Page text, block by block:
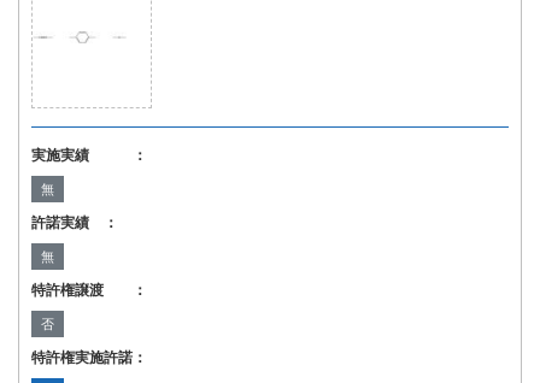
実施実績 ：
無
許諾実績 ：
無
特許権譲渡 ：
否
特許権実施許諾：